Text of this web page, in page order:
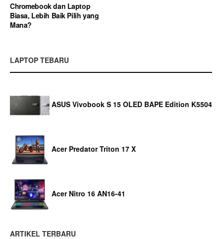
Chromebook dan Laptop
Biasa, Lebih Baik Pilih yang
Mana?
LAPTOP TEBARU
ASUS Vivobook S 15 OLED BAPE Edition K5504
Acer Predator Triton 17 X
Acer Nitro 16 AN16-41
ARTIKEL TERBARU